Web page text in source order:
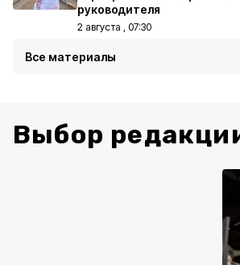
руководителя
2 августа , 07:30
Все материалы
Выбор